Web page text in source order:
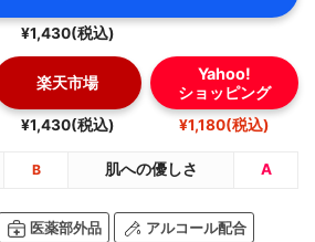
¥1,430(税込)
楽天市場
¥1,430(税込)
Yahoo!
ショッピング
¥1,180(税込)
B 肌への優しさ A
医薬部外品 アルコール配合